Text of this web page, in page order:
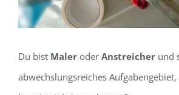
Du bist Maler oder Anstreicher und
abwechslungsreiches